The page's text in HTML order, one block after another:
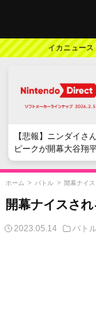
イカニュース
【悲報】ニンダイさん
ピークが開幕大谷翔
がっかりダイレクト
たと言われてしまう
ホーム > バトル > 開幕ナイ
開幕ナイスさ
2023.05.14 バト